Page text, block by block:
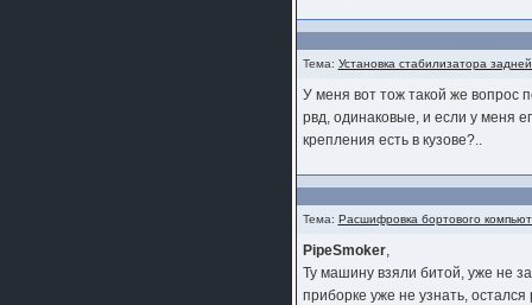
Тема: Установка стабилизатора
У меня вот тож такой же вопрос
рвд, одинаковые, и если у меня
крепления есть в кузове?..
Тема: Расшифровка бортового
PipeSmoker,
Ту машину взяли битой, уже не
приборке уже не узнать, остался